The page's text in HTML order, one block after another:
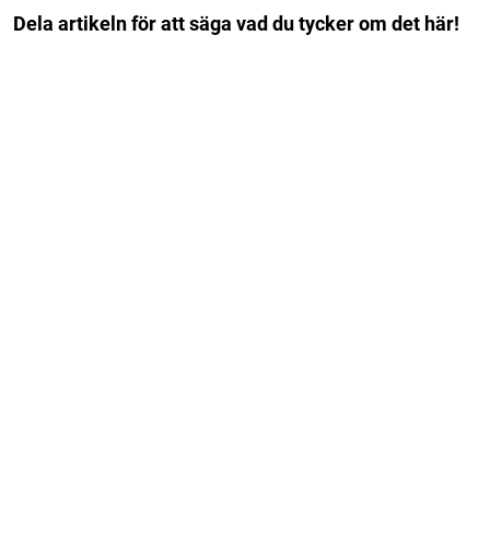
Dela artikeln för att säga vad du tycker om det här!